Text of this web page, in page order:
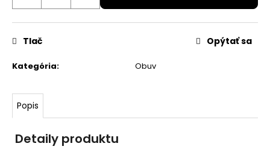
Kategória: Obuv
Tlač Opýtať sa
Popis
Detaily produktu